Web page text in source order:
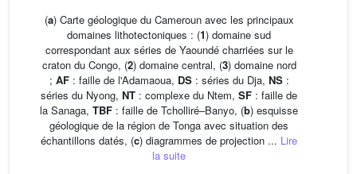
(a) Carte géologique du Cameroun avec les principaux
domaines lithotectoniques : (1) domaine sud
correspondant aux séries de Yaoundé charriées sur le
craton du Congo, (2) domaine central, (3) domaine nord
; AF: faille de l'Adamaoua, DS: séries du Dja, NS:
séries du Nyong, NT : complexe du Ntem, SF : faille de
la Sanaga, TBF : faille de Tcholliré–Banyo, (b) esquisse
géologique de la région de Tonga avec situation des
échantillons datés, (c) diagrammes de projection ... Lire
la suite